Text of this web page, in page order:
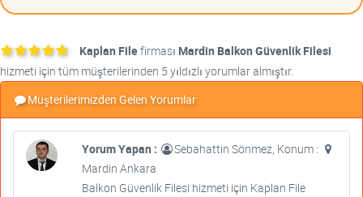
Kaplan Filefirması Mardin Balkon Güvenlik Filesi
hizmeti için tüm müşterilerinden 5 yıldızlı yorumlar almıştır.
Müşterilerimizden Gelen Yorumlar
Yorum Yapan :
Sebahattin Sönmez, Konum :
Mardin Ankara
Balkon Güvenlik Filesi hizmeti için Kaplan File